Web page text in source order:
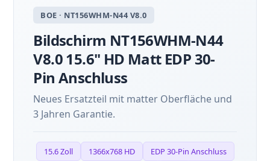
BOE · NT156WHM-N44 V8.0
Bildschirm NT156WHM-N44
V8.0 15.6" HD Matt EDP 30-
Pin Anschluss
Neues Ersatzteil mit matter Oberfläche und
3 Jahren Garantie.
15.6 Zoll 1366x768 HD
EDP 30-Pin Anschluss